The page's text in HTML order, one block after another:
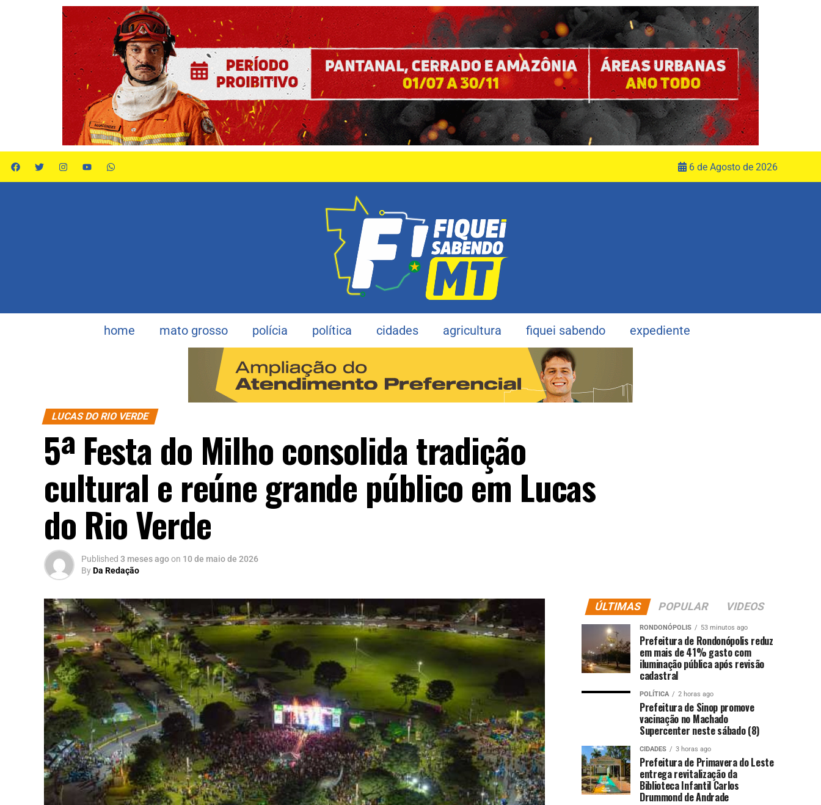
6 de Agosto de 2026
home mato grosso polícia política cidades agricultura fiquei sabendo expediente
LUCAS DO RIO VERDE
5ª Festa do Milho consolida tradição
cultural e reúne grande público em Lucas
do Rio Verde
Published 3 meses agoon 10 de maio de 2026
ByDa Redação
ÚLTIMAS POPULAR VIDEOS
RONDONÓPOLIS 53 minutos ago
Prefeitura de Rondonópolis reduz
em mais de 41% gasto com
iluminação pública após revisão
cadastral
POLÍTICA 2 horas ago
Prefeitura de Sinop promove
vacinação no Machado
Supercenter neste sábado (8)
CIDADES 3 horas ago
Prefeitura de Primavera do Leste
entrega revitalização da
Biblioteca Infantil Carlos
Drummond de Andrade